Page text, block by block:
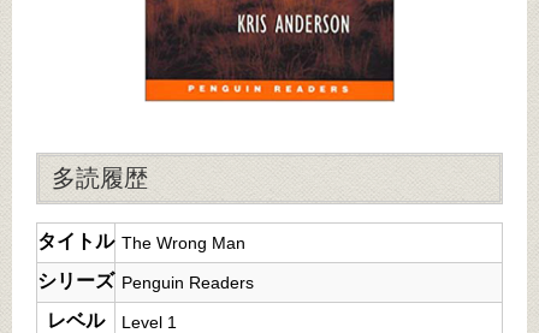
多読履歴
タイトル The Wrong Man
シリーズ Penguin Readers
レベル Level 1